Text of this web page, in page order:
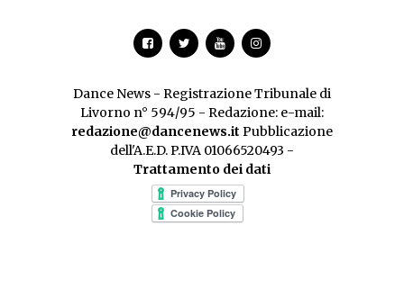
Dance News - Registrazione Tribunale di
Livorno n° 594/95 - Redazione: e-mail:
redazione@dancenews.it Pubblicazione
dell'A.E.D. P.IVA 01066520493 -
Trattamento dei dati